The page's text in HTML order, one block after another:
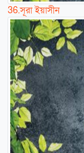
36.সূরা ইয়াসীন